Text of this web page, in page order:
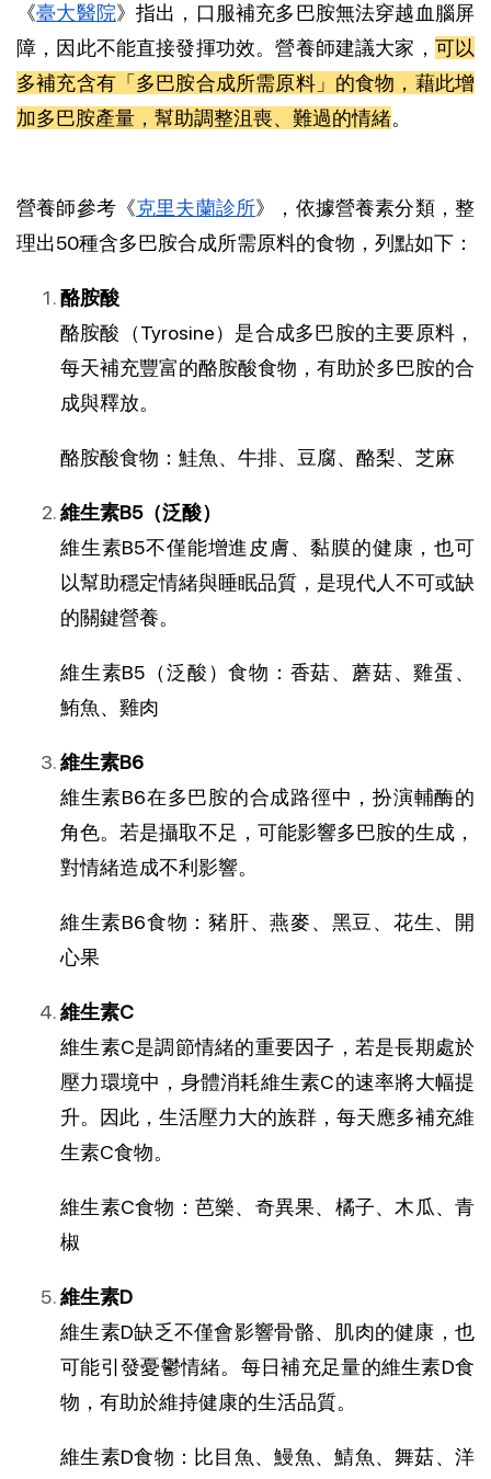
《臺大醫院》指出，口服補充多巴胺無法穿越血腦屏
障，因此不能直接發揮功效。營養師建議大家， 可以
多補充含有「多巴胺合成所需原料」的食物，藉此增
加多巴胺產量，幫助調整沮喪、難過的情緒。
營養師參考《克里夫蘭診所》，依據營養素分類，整
理出50種含多巴胺合成所需原料的食物，列點如下：
酪胺酸
酪胺酸（Tyrosine）是合成多巴胺的主要原料，
每天補充豐富的酪胺酸食物，有助於多巴胺的合
成與釋放。
酪胺酸食物：鮭魚、牛排、豆腐、酪梨、芝麻
維生素B5（泛酸）
維生素B5不僅能增進皮膚、黏膜的健康，也可
以幫助穩定情緒與睡眠品質，是現代人不可或缺
的關鍵營養。
維生素B5（泛酸）食物：香菇、蘑菇、雞蛋、
鮪魚、雞肉
維生素B6
維生素B6在多巴胺的合成路徑中，扮演輔酶的
角色。 若是攝取不足，可能影響多巴胺的生成，
對情緒造成不利影響。
維生素B6食物：豬肝、燕麥、黑豆、花生、開
心果
維生素C
維生素C是調節情緒的重要因子，若是長期處於
壓力環境中，身體消耗維生素C的速率將大幅提
升。
因此，生活壓力大的族群，每天應多補充維
生素C食物。
維生素C食物：芭樂、奇異果、橘子、木瓜、青
椒
維生素D
維生素D缺乏不僅會影響骨骼、肌肉的健康，也
可能引發憂鬱情緒。每日補充足量的維生素D食
物，有助於維持健康的生活品質。
維生素D食物：比目魚、鰻魚、鯖魚、舞菇、洋